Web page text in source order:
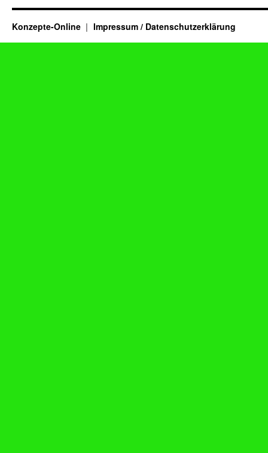
Konzepte-Online Impressum / Datenschutzerklärung